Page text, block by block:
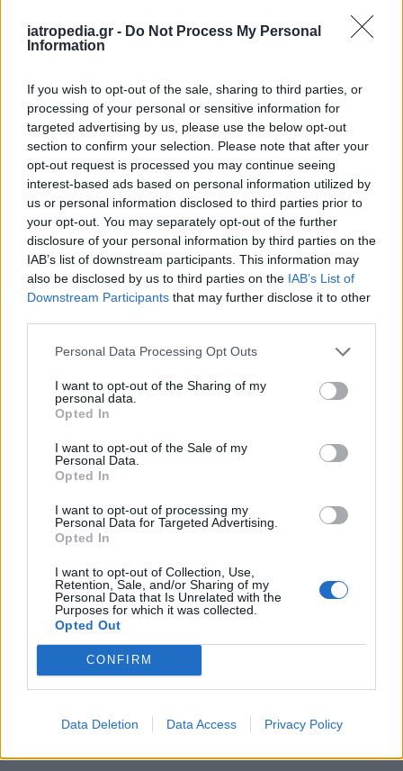
iatropedia.gr - Do Not Process My Personal
Information
If you wish to opt-out of the sale, sharing to third parties, or
processing of your personal or sensitive information for
targeted advertising by us, please use the below opt-out
section to confirm your selection. Please note that after your
opt-out request is processed you may continue seeing
interest-based ads based on personal information utilized by
us or personal information disclosed to third parties prior to
your opt-out. You may separately opt-out of the further
disclosure of your personal information by third parties on the
IAB’s list of downstream participants. This information may
also be disclosed by us to third parties on the IAB’s List of
Downstream Participants that may further disclose it to other
Personal Data Processing Opt Outs
I want to opt-out of the Sharing of my
personal data.
Opted In
I want to opt-out of the Sale of my
Personal Data.
Opted In
I want to opt-out of processing my
Personal Data for Targeted Advertising.
Opted In
I want to opt-out of Collection, Use,
Retention, Sale, and/or Sharing of my
Personal Data that Is Unrelated with the
Purposes for which it was collected.
Opted Out
CONFIRM
Data Deletion Data Access Privacy Policy
Νοσοκομειακοί γιατροί: Χωρίς αξονικό τομογράφο το
«Αττικόν» – Εκτός λειτουργίας και οι δύο από τις 7
Αυγούστου
ΕΙΔΗΣΕΙΣ 09 Αυγούστου 2026 13:02
Αλτσχάιμερ: Η εξέταση αίματος που εφαρμόζεται
στο ΑΠΘ φέρνει πιο κοντά την έγκαιρη διάγνωση